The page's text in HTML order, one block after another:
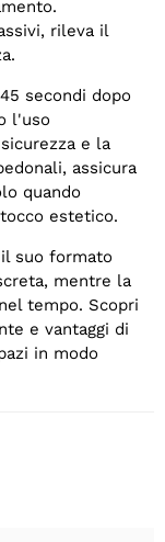
rileva il
secondi dopo
l'uso
e la
assicura
quando
estetico.
suo formato
mentre la
tempo. Scopri
e vantaggi di
in modo